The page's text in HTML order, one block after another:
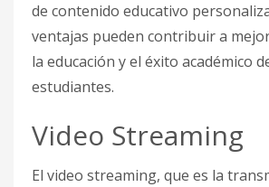
de contenido educativo
ventajas pueden contribuir a
la educación y el éxito académico
estudiantes.
Video Streaming
El video streaming, que es la